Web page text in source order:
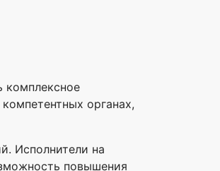
комплексное
органах,
Исполнители на
повышения